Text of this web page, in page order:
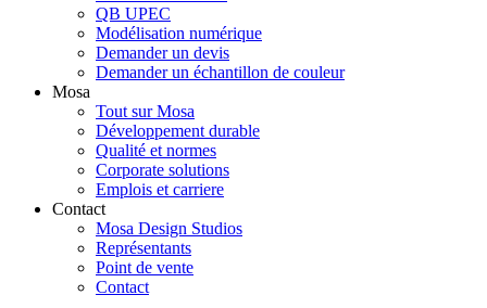
QB UPEC
Modélisation numérique
Demander un devis
Demander un échantillon de couleur
Mosa
Tout sur Mosa
Développement durable
Qualité et normes
Corporate solutions
Emplois et carriere
Contact
Mosa Design Studios
Représentants
Point de vente
Contact